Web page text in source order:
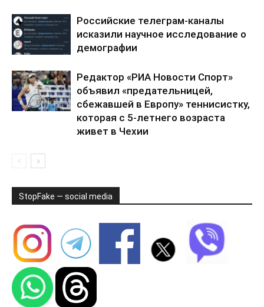
Российские телеграм-каналы
исказили научное исследование о
демографии
Редактор «РИА Новости Спорт»
объявил «предательницей,
сбежавшей в Европу» теннисистку,
которая с 5-летнего возраста
живет в Чехии
StopFake — social media